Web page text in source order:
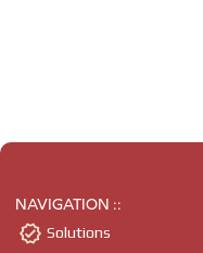
NAVIGATION ::
 Solutions